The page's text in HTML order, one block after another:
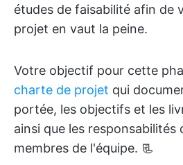
études de faisabilité afin de
projet en vaut la peine.
Votre objectif pour cette
charte de projet qui
portée, les objectifs et les
ainsi que les
membres de l'équipe. 📃